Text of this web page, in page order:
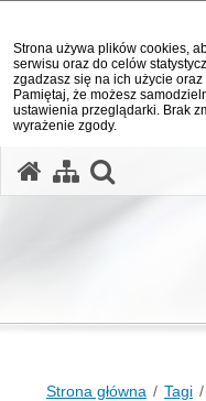
Strona używa plików cookies,
serwisu oraz do celów
zgadzasz się na ich użycie
Pamiętaj, że możesz
ustawienia przeglądarki. Brak
wyrażenie zgody.
Strona główna Tagi